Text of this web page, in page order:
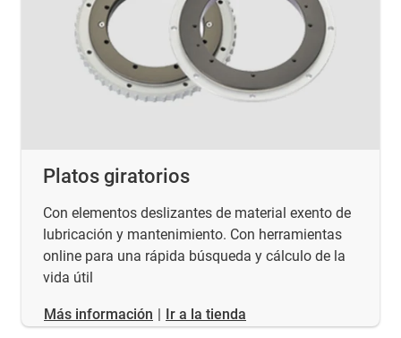
Platos giratorios
Con elementos deslizantes de material exento de
lubricación y mantenimiento. Con herramientas
online para una rápida búsqueda y cálculo de la
vida útil
​​​​​​​Más información Ir a la tienda